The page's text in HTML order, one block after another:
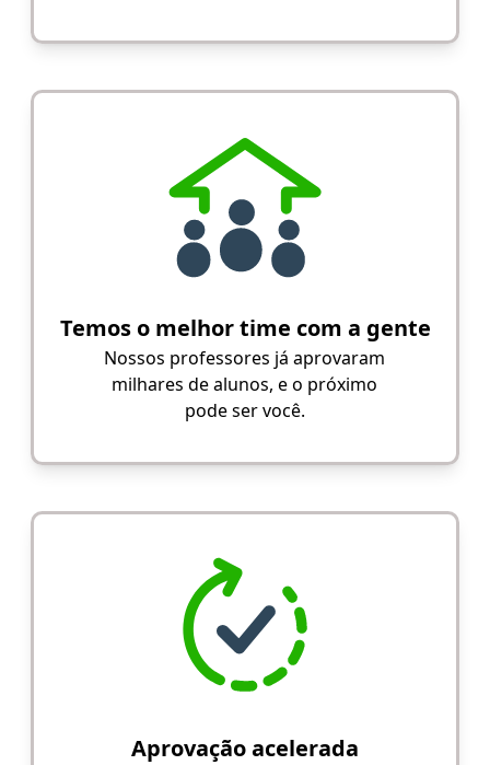
Temos o melhor time com a gente
Nossos professores já aprovaram
milhares de alunos, e o próximo
pode ser você.
Aprovação acelerada